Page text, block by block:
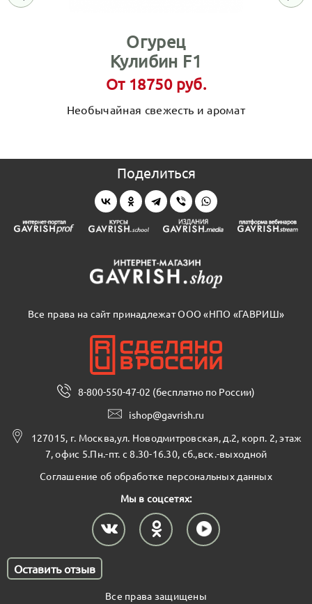
Огурец
Кулибин F1
От 18750 руб.
Необычайная свежесть и аромат
Поделиться
Все права на сайт принадлежат ООО «НПО «ГАВРИШ»
8-800-550-47-02 (бесплатно по России)
ishop@gavrish.ru
127015, г. Москва,ул. Новодмитровская, д.2, корп. 2, этаж
7, офис 5.Пн.-пт. с 8.30-16.30, сб.,вск.-выходной
Соглашение об обработке персональных данных
Мы в соцсетях:
Оставить отзыв
Все права защищены